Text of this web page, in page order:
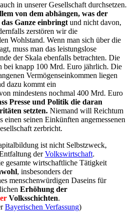
in unserer Gesellschaft durchsetzen.
von dem abhängen, was der
Ganze einbringt und nicht davon,
zerstören wir die
Wohlstand. Wenn man sich über die
muss man das leistungslose
der Skala ebenfalls betrachten. Die
bei knapp 100 Mrd. Euro jährlich. Die
Vermögenseinkommen liegen
dazu kommt ein
mindestens nochmal 400 Mrd. Euro
Presse und Politik die daran
setzten. Niemand will Reichtum
einen seinen Einkünften angemessenen
zerbricht.
ist nicht Selbstzweck,
derVolkswirtschaft.
gesamte wirtschaftliche Tätigkeit
, insbesonders der
menschenwürdigen Daseins für
Erhöhung der
Volksschichten.
Bayerischen Verfassung)